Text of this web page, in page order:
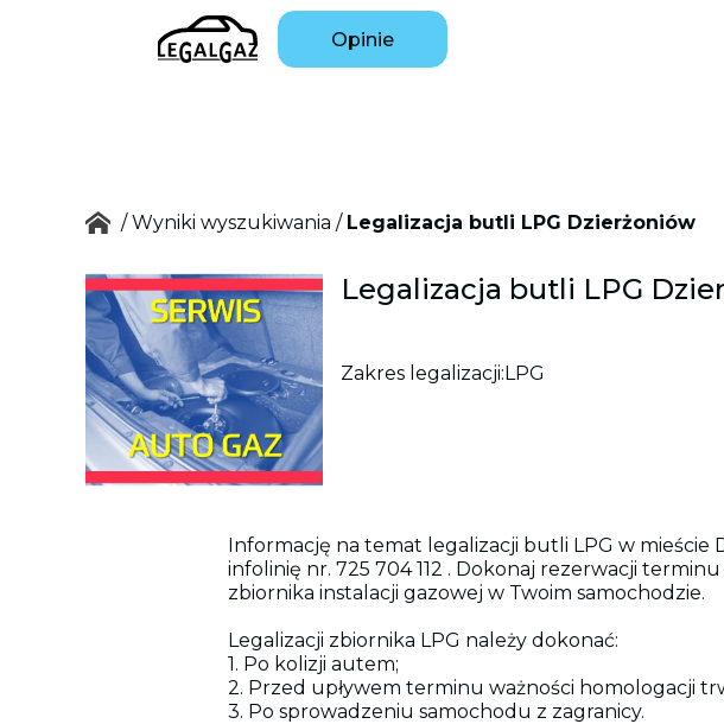
Opinie
/Wyniki wyszukiwania / Legalizacja butli LPG Dzierżoniów
Legalizacja butli LPG
Zakres legalizacji:LPG
Informację na temat legalizacji butli LPG w mieście
infolinię nr. 725 704 112 . Dokonaj rezerwacji
zbiornika instalacji gazowej w Twoim samochodzie.
Legalizacji zbiornika LPG należy dokonać:
1. Po kolizji autem;
2. Przed upływem terminu ważności homologacji
3. Po sprowadzeniu samochodu z zagranicy.